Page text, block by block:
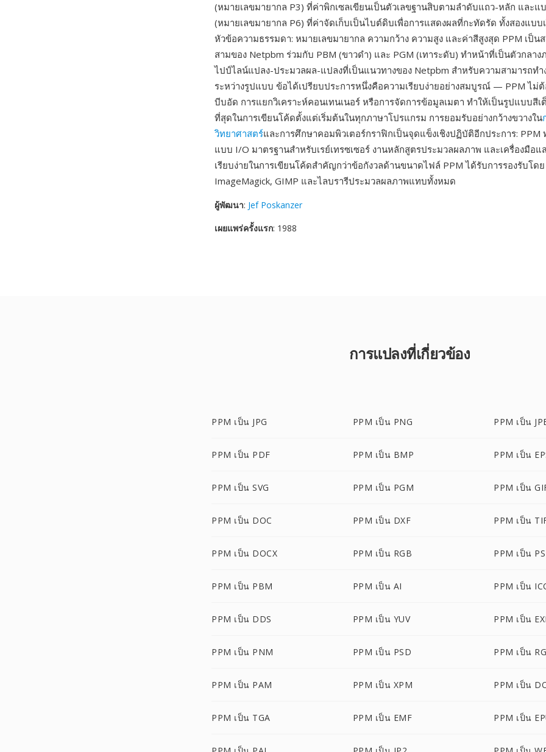
(หมายเลขมายากล P3) ที่ค่าพิกเซลเขียนเป็นตัวเลขฐานสิบตามลำดับแถว-หลัก และแ
(หมายเลขมายากล P6) ที่ค่าจัดเก็บเป็นไบต์ดิบเพื่อการแสดงผลที่กะทัดรัด ทั้งสองแบ
หัวข้อความธรรมดา: หมายเลขมายากล ความกว้าง ความสูง และค่าสีสูงสุด PPM เป็
สามของ Netpbm ร่วมกับ PBM (ขาวดำ) และ PGM (เทาระดับ) ทำหน้าที่เป็นตัวกลาง
ไปป์ไลน์แปลง-ประมวลผล-แปลงที่เป็นแนวทางของ Netpbm สำหรับความสามารถทำ
ระหว่างรูปแบบ ข้อได้เปรียบประการหนึ่งคือความเรียบง่ายอย่างสมบูรณ์ — PPM ไม่ต้
บีบอัด การแยกวิเคราะห์คอนเทนเนอร์ หรือการจัดการข้อมูลเมตา ทำให้เป็นรูปแบบสี
ที่สุดในการเขียนโค้ดตั้งแต่เริ่มต้นในทุกภาษาโปรแกรม การยอมรับอย่างกว้างขวางใน
วิทยาศาสตร์และการศึกษาคอมพิวเตอร์กราฟิกเป็นจุดแข็งเชิงปฏิบัติอีกประการ: PPM
แบบ I/O มาตรฐานสำหรับเรย์เทรซเซอร์ งานหลักสูตรประมวลผลภาพ และเครื่องมือแ
เรียบง่ายในการเขียนโค้ดสำคัญกว่าข้อกังวลด้านขนาดไฟล์ PPM ได้รับการรองรับโดย
ImageMagick, GIMP และไลบรารีประมวลผลภาพแทบทั้งหมด
ผู้พัฒนา: Jef Poskanzer
เผยแพร่ครั้งแรก: 1988
การแปลงที่เกี่ยวข้อง
PPM เป็น JPG PPM เป็น PNG PPM เป็น
PPM เป็น PDF PPM เป็น BMP PPM เป็น
PPM เป็น SVG PPM เป็น PGM PPM เป็น
PPM เป็น DOC PPM เป็น DXF PPM เป็น
PPM เป็น DOCX PPM เป็น RGB PPM เป็น PS
PPM เป็น PBM PPM เป็น AI PPM เป็น
PPM เป็น DDS PPM เป็น YUV PPM เป็น
PPM เป็น PNM PPM เป็น PSD PPM เป็น
PPM เป็น PAM PPM เป็น XPM PPM เป็น
PPM เป็น TGA PPM เป็น EMF PPM เป็น